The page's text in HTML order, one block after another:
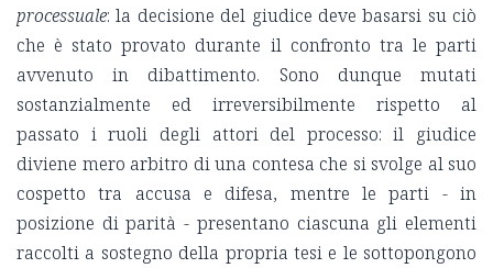
processuale: la decisione del giudice deve basarsi su ciò
che è stato provato durante il confronto tra le parti
avvenuto in dibattimento. Sono dunque mutati
sostanzialmente ed irreversibilmente rispetto al
passato i ruoli degli attori del processo: il giudice
diviene mero arbitro di una contesa che si svolge al suo
cospetto tra accusa e difesa, mentre le parti - in
posizione di parità - presentano ciascuna gli elementi
raccolti a sostegno della propria tesi e le sottopongono